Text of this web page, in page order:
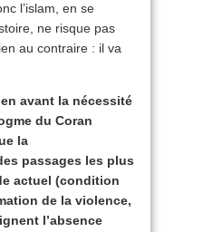
l’islam, en se
ne risque pas
au contraire : il va
avant la nécessité
du Coran
la
passages les plus
actuel (condition
de la violence,
l’absence